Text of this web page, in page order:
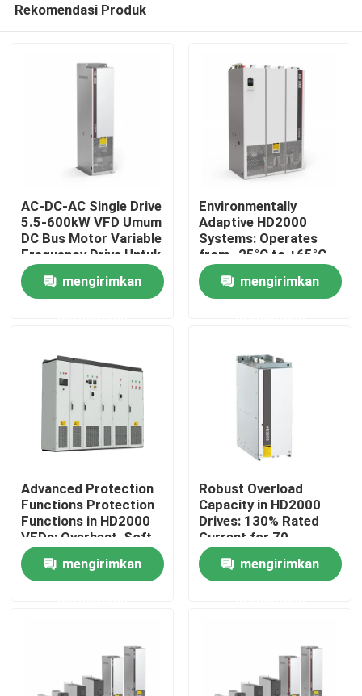
Rumah
Produk
Tentang kami
Tur Pabrik
Kontrol Kualitas
Hubungi Kami
Berita
Penggerak Frekuensi Variabel VFD
Rekomendasi Produk
AC-DC-AC Single Drive
5.5-600kW VFD Umum
DC Bus Motor Variable
Frequency Drive Untuk
Lift
mengirimkan
Environmentally
Adaptive HD2000
Systems: Operates
from -25°C to +65°C
and Humidity Up to
85%
mengirimkan
Advanced Protection
Functions Protection
Functions in HD2000
VFDs: Overheat, Soft-
Start, and IGBT Safety
mengirimkan
Robust Overload
Capacity in HD2000
Drives: 130% Rated
Current for 70
Seconds
mengirimkan